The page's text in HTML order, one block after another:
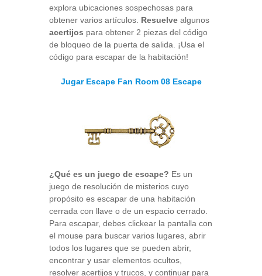
explora ubicaciones sospechosas para
obtener varios artículos. Resuelve algunos
acertijos para obtener 2 piezas del código
de bloqueo de la puerta de salida. ¡Usa el
código para escapar de la habitación!
Jugar Escape Fan Room 08 Escape
¿Qué es un juego de escape? Es un
juego de resolución de misterios cuyo
propósito es escapar de una habitación
cerrada con llave o de un espacio cerrado.
Para escapar, debes clickear la pantalla con
el mouse para buscar varios lugares, abrir
todos los lugares que se pueden abrir,
encontrar y usar elementos ocultos,
resolver acertijos y trucos, y continuar para